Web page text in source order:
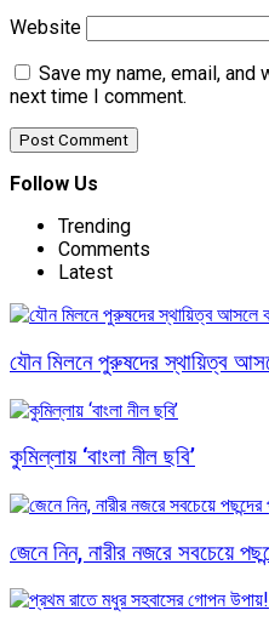
Website
Save my name, email,
next time I comment.
Follow Us
Trending
Comments
Latest
যৌন মিলনে পুরুষদের স্থায়িত্ব
কুমিল্লায় ‘বাংলা নীল ছবি’
জেনে নিন, নারীর নজরে সবচেয়ে